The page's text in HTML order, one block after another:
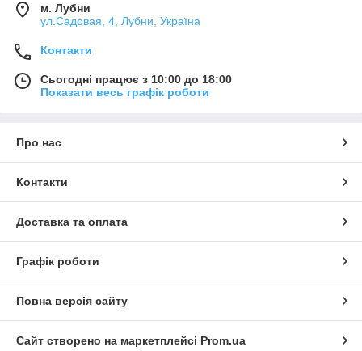
м. Лубни
ул.Садовая, 4, Лубни, Україна
Контакти
Сьогодні працює з 10:00 до 18:00
Показати весь графік роботи
Про нас
Контакти
Доставка та оплата
Графік роботи
Повна версія сайту
Сайт створено на маркетплейсі Prom.ua